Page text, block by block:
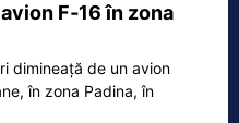
F‑16 în zona
dimineață de un avion
în zona Padina, în